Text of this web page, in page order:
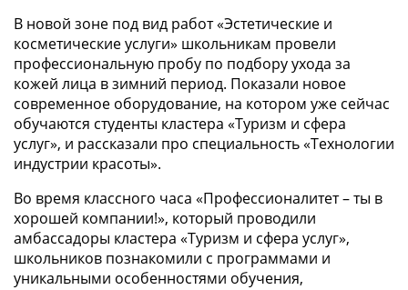
В новой зоне под вид работ «Эстетические и
косметические услуги» школьникам провели
профессиональную пробу по подбору ухода за
кожей лица в зимний период. Показали новое
современное оборудование, на котором уже сейчас
обучаются студенты кластера «Туризм и сфера
услуг», и рассказали про специальность «Технологии
индустрии красоты».
Во время классного часа «Профессионалитет – ты в
хорошей компании!», который проводили
амбассадоры кластера «Туризм и сфера услуг»,
школьников познакомили с программами и
уникальными особенностями обучения,